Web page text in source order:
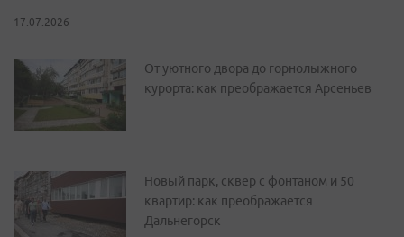
17.07.2026
От уютного двора до горнолыжного
курорта: как преображается Арсеньев
Новый парк, сквер с фонтаном и 50
квартир: как преображается
Дальнегорск